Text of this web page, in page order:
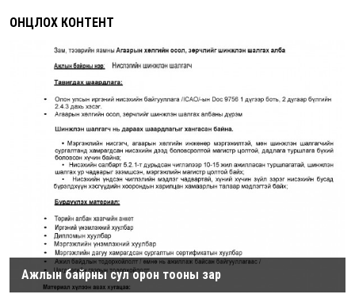
ОНЦЛОХ КОНТЕНТ
Ажлын байрны сул орон тооны зар